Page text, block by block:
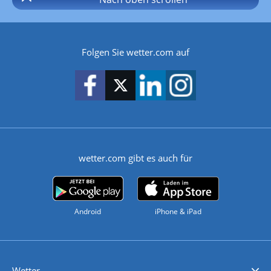
Folgen Sie wetter.com auf
wetter.com gibt es auch für
Android iPhone & iPad